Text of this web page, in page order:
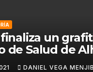
finaliza un
de Salud de
DANIEL VEGA